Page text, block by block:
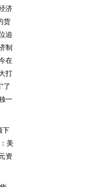
济
货
迫
制
在
打
了
一
下
美
资